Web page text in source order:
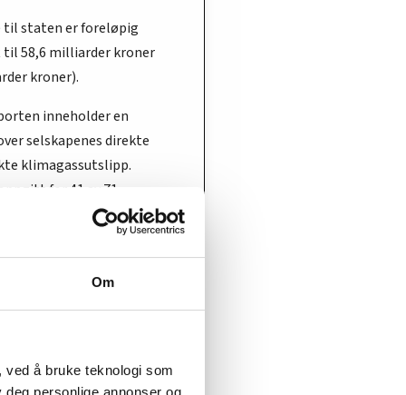
Om
ved å bruke teknologi som
personlige annonser og
til staten er foreløpig
til 58,6 milliarder kroner
kroner).
inneholder en
selskapenes direkte
klimagassutslipp.
for 41 av 71
For selskapene hvor
mål om høyest mulig
over tid, rapporterer
på direkte eller både
indirekte klimautslipp.
var på om lag 500